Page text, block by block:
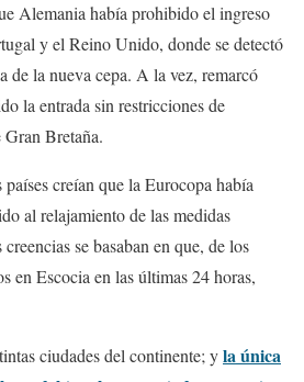
Alemania había prohibido el ingreso
y el Reino Unido, donde se detectó
de la nueva cepa. A la vez, remarcó
la entrada sin restricciones de
Gran Bretaña.
creían que la Eurocopa había
al relajamiento de las medidas
se basaban en que, de los
en Escocia en las últimas 24 horas,
ciudades del continente; yla única